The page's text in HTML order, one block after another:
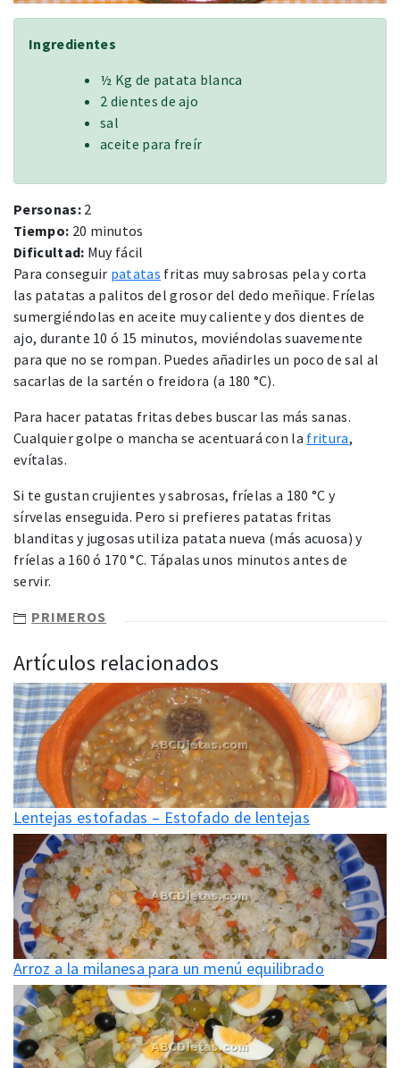
Ingredientes
½ Kg de patata blanca
2 dientes de ajo
sal
aceite para freír
Personas: 2
Tiempo: 20 minutos
Dificultad: Muy fácil
Para conseguir patatas fritas muy sabrosas pela y corta
las patatas a palitos del grosor del dedo meñique. Fríelas
sumergiéndolas en aceite muy caliente y dos dientes de
ajo, durante 10 ó 15 minutos, moviéndolas suavemente
para que no se rompan. Puedes añadirles un poco de sal al
sacarlas de la sartén o freidora (a 180 °C).
Para hacer patatas fritas debes buscar las más sanas.
Cualquier golpe o mancha se acentuará con la fritura,
evítalas.
Si te gustan crujientes y sabrosas, fríelas a 180 °C y
sírvelas enseguida. Pero si prefieres patatas fritas
blanditas y jugosas utiliza patata nueva (más acuosa) y
fríelas a 160 ó 170 °C. Tápalas unos minutos antes de
servir.
PRIMEROS
Artículos relacionados
Lentejas estofadas – Estofado de lentejas
Arroz a la milanesa para un menú equilibrado